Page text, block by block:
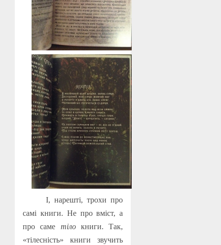
І, нарешті, трохи про
самі книги. Не про вміст, а
про саме тілокниги. Так,
«тілесність» книги звучить